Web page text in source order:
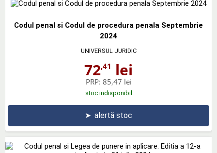
Codul penal si Codul de procedura penala Septembrie
2024
UNIVERSUL JURIDIC
72,41 lei
PRP: 85,47 lei
stoc indisponibil
➤ alertă stoc